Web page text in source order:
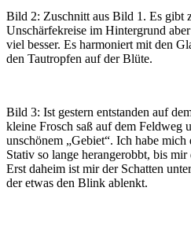
Bild 2: Zuschnitt aus Bild 1. Es gibt
Unschärfekreise im Hintergrund
viel besser. Es harmoniert mit den
den Tautropfen auf der Blüte.
Bild 3: Ist gestern entstanden auf
kleine Frosch saß auf dem Feldweg
unschönem „Gebiet“. Ich habe
Stativ so lange herangerobbt, bis
Erst daheim ist mir der Schatten
der etwas den Blink ablenkt.